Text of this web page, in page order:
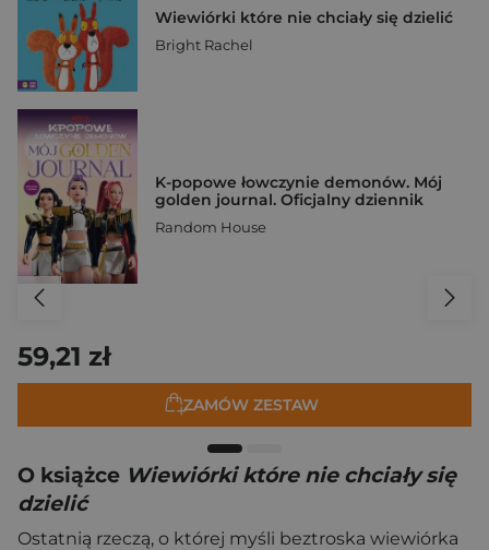
Wiewiórki które nie chciały się dzielić
Bright Rachel
K-popowe łowczynie demonów. Mój
golden journal. Oficjalny dziennik
Random House
59,21 zł
ZAMÓW ZESTAW
O książce Wiewiórki które nie chciały się
dzielić
Ostatnią rzeczą, o której myśli beztroska wiewiórka